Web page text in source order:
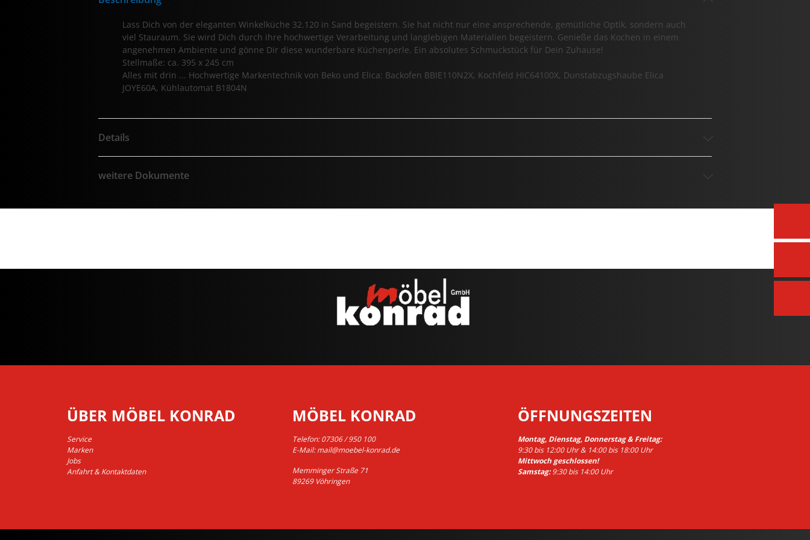
Lass Dich von der eleganten Winkelküche 32.120 in Sand begeistern. Sie hat nicht nur eine ansprechende, gemütliche Optik, sondern auch
viel Stauraum. Sie wird Dich durch ihre hochwertige Verarbeitung und langlebigen Materialien begeistern. Genieße das Kochen in einem
angenehmen Ambiente und gönne Dir diese wunderbare Küchenperle. Ein absolutes Schmuckstück für Dein Zuhause!
Stellmaße: ca. 395 x 245 cm
Alles mit drin ... Hochwertige Markentechnik von Beko und Elica: Backofen BBIE110N2X, Kochfeld HIC64100X, Dunstabzugshaube Elica
JOYE60A, Kühlautomat B1804N
Details
weitere Dokumente
ÜBER MÖBEL KONRAD
Service
Marken
Jobs
Anfahrt & Kontaktdaten
MÖBEL KONRAD
Telefon:07306 / 950 100
E-Mail:mail@moebel-konrad.de
Memminger Straße 71
89269 Vöhringen
ÖFFNUNGSZEITEN
Montag, Dienstag, Donnerstag & Freitag:
9:30 bis 12:00 Uhr & 14:00 bis 18:00 Uhr
Mittwoch geschlossen!
Samstag:9:30 bis 14:00 Uhr